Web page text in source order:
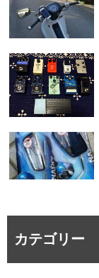
カテゴリー